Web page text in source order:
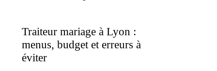
Traiteur mariage à Lyon :
menus, budget et erreurs à
éviter